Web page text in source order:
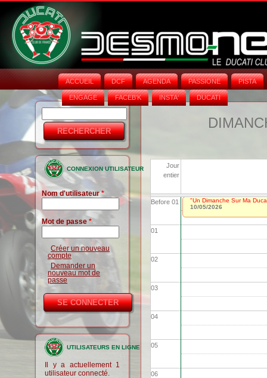
ACCUEIL DCF AGENDA PASSIONE PISTA
ENGAGE FACEB'K INSTA‘ DUCATI
Formulaire
de
recherche
CONNEXION UTILISATEUR
Nom d'utilisateur*
Mot de passe *
Créer un nouveau
compte
Demander un
nouveau mot de
passe
UTILISATEURS EN LIGNE
Il y a actuellement 1
utilisateur connecté.
Jour
entier
Before 01
01
02
03
04
05
06
"Un Dimanche Sur Ma
10/05/2026